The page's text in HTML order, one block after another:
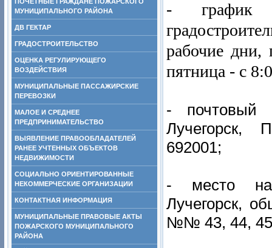
МУНИЦИПАЛЬНОГО РАЙОНА
ДВ ГЕКТАР
ГРАДОСТРОИТЕЛЬСТВО
ОЦЕНКА РЕГУЛИРУЮЩЕГО
ВОЗДЕЙСТВИЯ
МУНИЦИПАЛЬНЫЕ ПАССАЖИРСКИЕ
ПЕРЕВОЗКИ
МАЛОЕ И СРЕДНЕЕ
ПРЕДПРИНИМАТЕЛЬСТВО
ВЫЯВЛЕНИЕ ПРАВООБЛАДАТЕЛЕЙ
РАНЕЕ УЧТЕННЫХ ОБЪЕКТОВ
НЕДВИЖИМОСТИ
СОЦИАЛЬНО ОРИЕНТИРОВАННЫЕ
НЕКОММЕРЧЕСКИЕ ОРГАНИЗАЦИИ
КОНТАКТНАЯ ИНФОРМАЦИЯ
МУНИЦИПАЛЬНЫЕ ПРАВОВЫЕ АКТЫ
ПОЖАРСКОГО МУНИЦИПАЛЬНОГО
РАЙОНА
- график
рабочие дни,
пятница - с
- почтовый
Лучегорск,
692001;
- место
Лучегорск,
№№ 43, 44,